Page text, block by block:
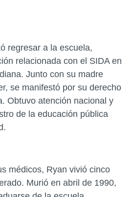
regresar a la escuela,
relacionada con el SIDA en
Junto con su madre
se manifestó por su derecho
Obtuvo atención nacional y
de la educación pública
médicos, Ryan vivió cinco
Murió en abril de 1990,